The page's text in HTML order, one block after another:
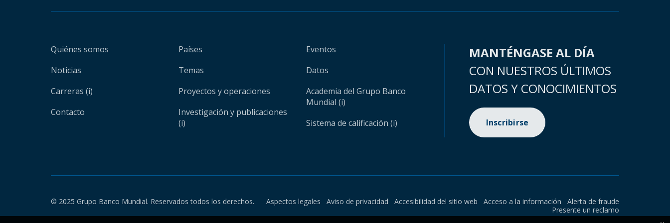
Quiénes somos
Noticias
Carreras (i)
Contacto
Países
Temas
Proyectos y operaciones
Investigación y publicaciones
(i)
Eventos
Datos
Academia del Grupo Banco
Mundial (i)
Sistema de calificación (i)
MANTÉNGASE AL DÍA
CON NUESTROS ÚLTIMOS
DATOS Y CONOCIMIENTOS
Inscribirse
© 2025 Grupo Banco Mundial. Reservados todos los derechos. Aspectos legales Aviso de privacidad Accesibilidad del sitio web Acceso a la información
Alerta de fraude
Presente un reclamo